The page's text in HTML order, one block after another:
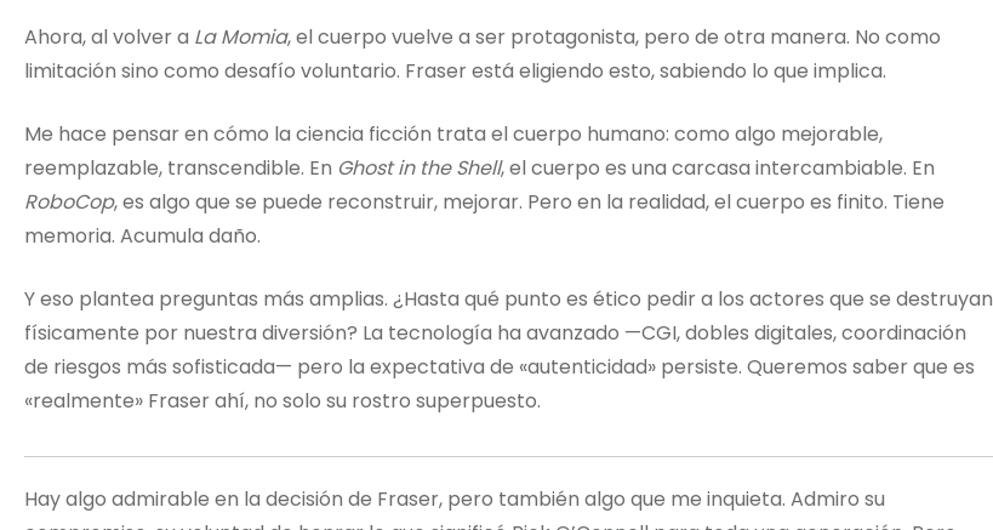
Ahora, al volver a La Momia, el cuerpo vuelve a ser protagonista, pero de otra manera. No como
limitación sino como desafío voluntario. Fraser está eligiendo esto, sabiendo lo que implica.
Me hace pensar en cómo la ciencia ficción trata el cuerpo humano: como algo mejorable,
reemplazable, transcendible. En Ghost in the Shell, el cuerpo es una carcasa intercambiable. En
RoboCop, es algo que se puede reconstruir, mejorar. Pero en la realidad, el cuerpo es finito. Tiene
memoria. Acumula daño.
Y eso plantea preguntas más amplias. ¿Hasta qué punto es ético pedir a los actores que se destruyan
físicamente por nuestra diversión? La tecnología ha avanzado —CGI, dobles digitales, coordinación
de riesgos más sofisticada— pero la expectativa de «autenticidad» persiste. Queremos saber que es
«realmente» Fraser ahí, no solo su rostro superpuesto.
Hay algo admirable en la decisión de Fraser, pero también algo que me inquieta. Admiro su